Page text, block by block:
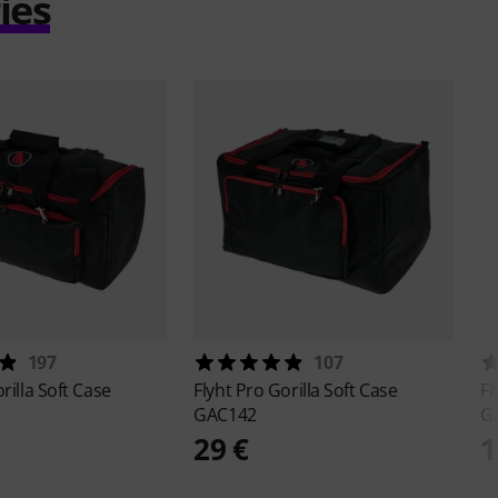
197
Soft Case
107
Flyht Pro Gorilla Soft Case
GAC142
29 €